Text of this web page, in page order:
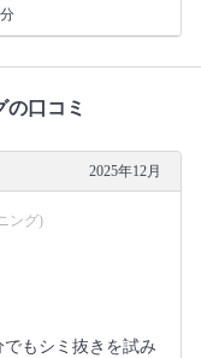
口コミ
2025年12月
ング)
もシミ抜きを試み